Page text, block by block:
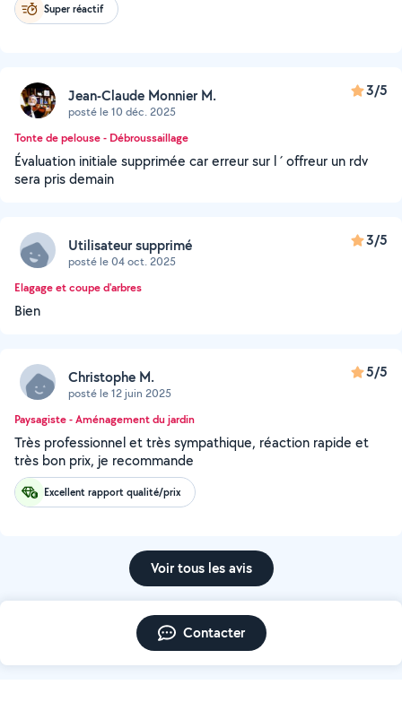
Super réactif
Jean-Claude Monnier M.
posté le 10 déc. 2025
3/5
Tonte de pelouse - Débroussaillage
Évaluation initiale supprimée car erreur sur l ´ offreur un rdv
sera pris demain
Utilisateur supprimé
posté le 04 oct. 2025
3/5
Elagage et coupe d'arbres
Bien
Christophe M.
posté le 12 juin 2025
5/5
Paysagiste - Aménagement du jardin
Très professionnel et très sympathique, réaction rapide et
très bon prix, je recommande
Excellent rapport qualité/prix
Voir tous les avis
Contacter